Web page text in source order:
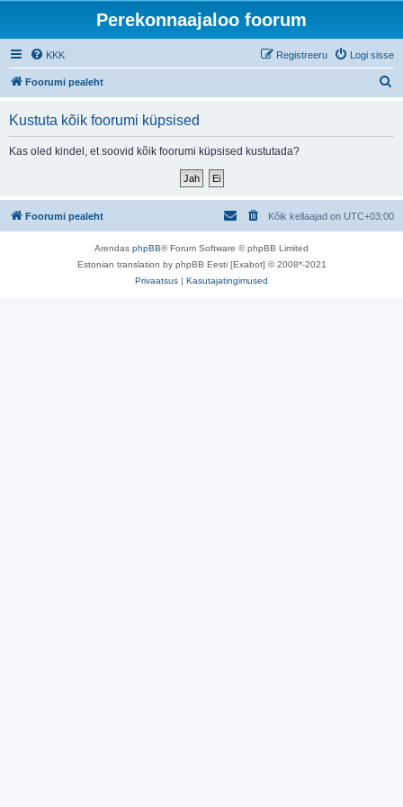
Perekonnaajaloo foorum
KKK Logi sisse
Registreeru
Foorumi pealeht
Kustuta kõik foorumi küpsised
Kas oled kindel, et soovid kõik foorumi küpsised kustutada?
Foorumi pealeht Kõik kellaajad on UTC+03:00
Arendas phpBB® Forum Software © phpBB Limited
Estonian translation by phpBB Eesti [Exabot] © 2008*-2021
Privaatsus | Kasutajatingimused